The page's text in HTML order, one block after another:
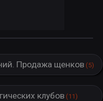
Продажа щенков (5)
клубов (11)